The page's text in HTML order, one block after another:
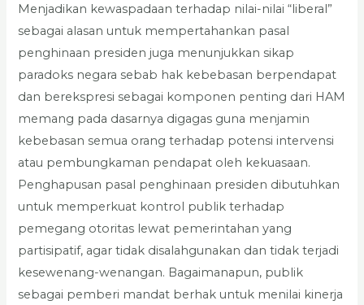
Menjadikan kewaspadaan terhadap nilai-nilai “liberal”
sebagai alasan untuk mempertahankan pasal
penghinaan presiden juga menunjukkan sikap
paradoks negara sebab hak kebebasan berpendapat
dan berekspresi sebagai komponen penting dari HAM
memang pada dasarnya digagas guna menjamin
kebebasan semua orang terhadap potensi intervensi
atau pembungkaman pendapat oleh kekuasaan.
Penghapusan pasal penghinaan presiden dibutuhkan
untuk memperkuat kontrol publik terhadap
pemegang otoritas lewat pemerintahan yang
partisipatif, agar tidak disalahgunakan dan tidak terjadi
kesewenang-wenangan. Bagaimanapun, publik
sebagai pemberi mandat berhak untuk menilai kinerja